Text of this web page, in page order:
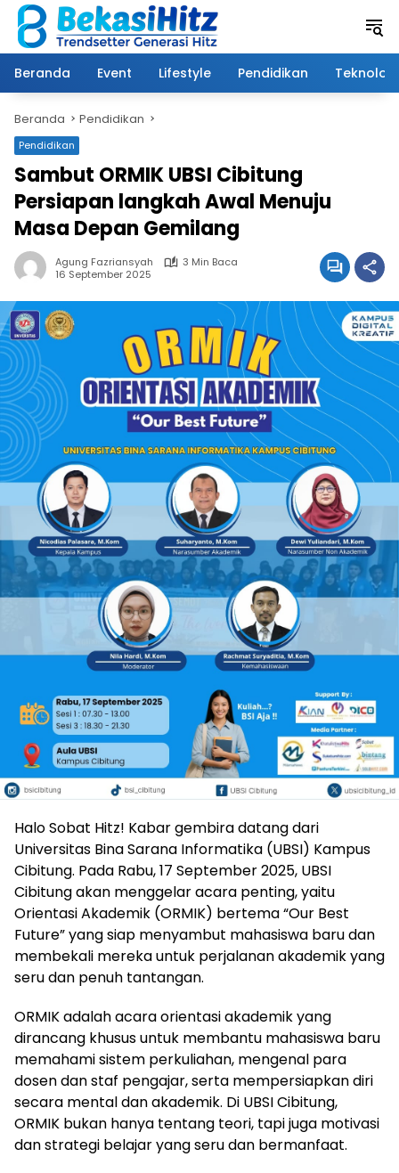
Langsung
konten
Beranda
Event Lifestyle Pendidikan Teknologi
Beranda Pendidikan
Pendidikan
Sambut ORMIK UBSI Cibitung
Persiapan langkah Awal Menuju
Masa Depan Gemilang
Agung Fazriansyah
3 Min Baca
16 September 2025
Halo Sobat Hitz! Kabar gembira datang dari
Universitas Bina Sarana Informatika (UBSI) Kampus
Cibitung. Pada Rabu, 17 September 2025, UBSI
Cibitung akan menggelar acara penting, yaitu
Orientasi Akademik (ORMIK) bertema “Our Best
Future” yang siap menyambut mahasiswa baru dan
membekali mereka untuk perjalanan akademik yang
seru dan penuh tantangan.
ORMIK adalah acara orientasi akademik yang
dirancang khusus untuk membantu mahasiswa baru
memahami sistem perkuliahan, mengenal para
dosen dan staf pengajar, serta mempersiapkan diri
secara mental dan akademik. Di UBSI Cibitung,
ORMIK bukan hanya tentang teori, tapi juga motivasi
dan strategi belajar yang seru dan bermanfaat.